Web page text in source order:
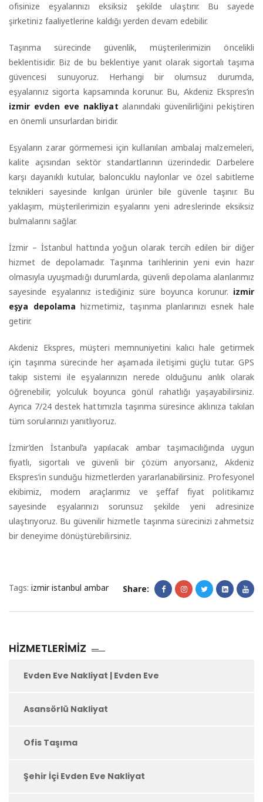
ofisinize eşyalarınızı eksiksiz şekilde ulaştırır. Bu sayede
şirketiniz faaliyetlerine kaldığı yerden devam edebilir.
Taşınma sürecinde güvenlik, müşterilerimizin öncelikli
beklentisidir. Biz de bu beklentiye yanıt olarak sigortalı taşıma
güvencesi sunuyoruz. Herhangi bir olumsuz durumda,
eşyalarınız sigorta kapsamında korunur. Bu, Akdeniz Ekspres’in
izmir evden eve nakliyat alanındaki güvenilirliğini pekiştiren
en önemli unsurlardan biridir.
Eşyaların zarar görmemesi için kullanılan ambalaj malzemeleri,
kalite açısından sektör standartlarının üzerindedir. Darbelere
karşı dayanıklı kutular, baloncuklu naylonlar ve özel sabitleme
teknikleri sayesinde kırılgan ürünler bile güvenle taşınır. Bu
yaklaşım, müşterilerimizin eşyalarını yeni adreslerinde eksiksiz
bulmalarını sağlar.
İzmir – İstanbul hattında yoğun olarak tercih edilen bir diğer
hizmet de depolamadır. Taşınma tarihlerinin yeni evin hazır
olmasıyla uyuşmadığı durumlarda, güvenli depolama alanlarımız
sayesinde eşyalarınız istediğiniz süre boyunca korunur. izmir
eşya depolama hizmetimiz, taşınma planlarınızı esnek hale
getirir.
Akdeniz Ekspres, müşteri memnuniyetini kalıcı hale getirmek
için taşınma sürecinde her aşamada iletişimi güçlü tutar. GPS
takip sistemi ile eşyalarınızın nerede olduğunu anlık olarak
öğrenebilir, yolculuk boyunca gönül rahatlığı yaşayabilirsiniz.
Ayrıca 7/24 destek hattımızla taşınma süresince aklınıza takılan
tüm sorularınızı yanıtlıyoruz.
İzmir’den İstanbul’a yapılacak ambar taşımacılığında uygun
fiyatlı, sigortalı ve güvenli bir çözüm arıyorsanız, Akdeniz
Ekspres’in sunduğu hizmetlerden yararlanabilirsiniz. Profesyonel
ekibimiz, modern araçlarımız ve şeffaf fiyat politikamız
sayesinde eşyalarınızı sorunsuz şekilde yeni adresinize
ulaştırıyoruz. Bu güvenilir hizmetle taşınma sürecinizi zahmetsiz
bir deneyime dönüştürebilirsiniz.
Tags: izmir istanbul ambar Share:
HIZMETLERIMIZ
Evden Eve Nakliyat | Evden Eve
Asansörlü Nakliyat
Ofis Taşıma
Şehir İçi Evden Eve Nakliyat